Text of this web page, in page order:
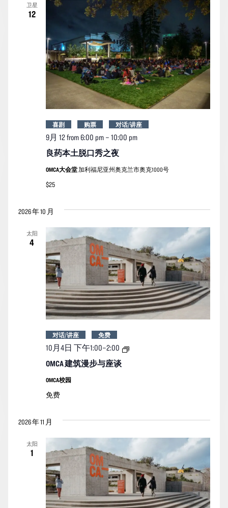
卫星
12
良药本土脱口秀之夜
9月 12 from 6:00 pm– 10:00 pm
喜剧 购票 对话/讲座
OMCA大会堂加利福尼亚州奥克兰市奥克1000号
$25
2026 年 10 月
太阳
4
OMCA 建筑漫步与座谈
10月4日 下午1:00–2:00
OMCA
对话/讲座 免费
OMCA校园
免费
2026 年 11 月
太阳
1